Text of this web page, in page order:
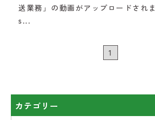
送業務」の動画がアップロードされ
s...
1
カテゴリー